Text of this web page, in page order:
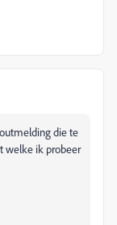
die te
welke ik probeer